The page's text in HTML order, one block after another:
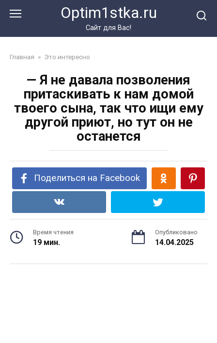
Optim1stka.ru
Сайт для Вас!
Главная » Это интересно
— Я не давала позволения
притаскивать к нам домой
твоего сына, так что ищи ему
другой приют, но тут он не
останется
Поделиться на Facebook
Время чтения
19 мин.
Опубликовано
14.04.2025